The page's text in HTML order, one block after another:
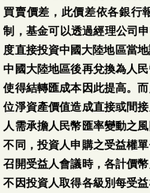
買賣價差，此價差依各銀行
制，基金可以透過經理公司
度直接投資中國大陸地區當
中國大陸地區後再兌換為人
使得結轉匯成本因此提高。
位淨資產價值造成直接或間
人需承擔人民幣匯率變動之
不同，投資人申購之受益權
召開受益人會議時，各計價
不因投資人取得各級別每受